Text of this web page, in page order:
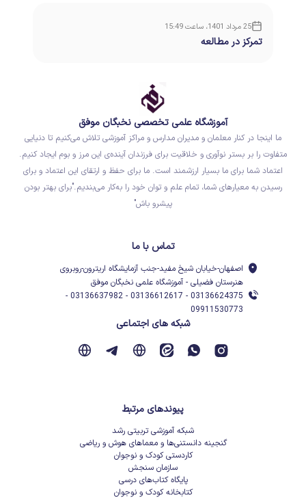
25 مرداد 1401، ساعت 15:49
تمرکز در مطالعه
آموزشگاه علمی تخصصی نخبگان موفق
ما اینجا در کنار معلمان و مدیران مدارس و مراکز آموزشی تلاش می‌کنیم تا دنیایی
متفاوت را بر بستر نوآوری و خلاقیت برای فرزندان آینده‌ی این مرز و بوم ایجاد کنیم.
اعتماد شما برای ما بسیار ارزشمند است. ما برای حفظ و ارتقای این اعتماد و برای
رسیدن به معیارهای شما، تمام علم و توان خود را به‌کار می‌بندیم."برای بهتر بودن
پیشرو باش"
تماس با ما
اصفهان-خیابان شیخ مفید-جنب آزمایشگاه اریترون-روبروی
هنرستان فضیلی - آموزشگاه علمی نخبگان موفق
03136624375 - 03136612617 - 03136637982 -
09911530773
شبکه های اجتماعی
پیوندهای مرتبط
شبکه آموزشی تربیتی رشد
گنجینه دانستنی‌ها و معماهای هوش و ریاضی
کاردستی کودک و نوجوان
سازمان سنجش
پایگاه کتاب‌های درسی
کتابخانه کودک و نوجوان